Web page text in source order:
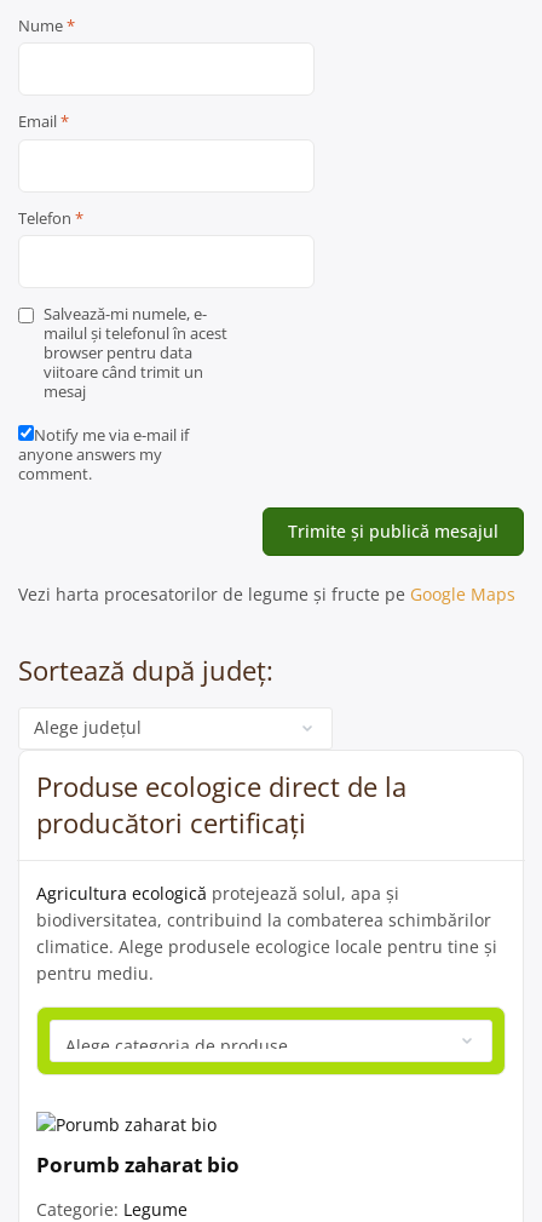
Nume*
Email*
Telefon *
Salvează-mi numele, e-
mailul și telefonul în acest
browser pentru data
viitoare când trimit un
mesaj
Notify me via e-mail if
anyone answers my
comment.
Vezi harta procesatorilor de legume și fructe pe Google Maps
Sortează după județ:
Categorie
Produse ecologice direct de la
producători certificați
Agricultura ecologică protejează solul, apa și
biodiversitatea, contribuind la combaterea schimbărilor
climatice. Alege produsele ecologice locale pentru tine și
pentru mediu.
Porumb zaharat bio
Categorie: Legume